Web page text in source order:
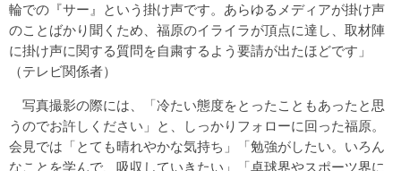
輪での『サー』という掛け声です。あらゆるメディアが掛け声
のことばかり聞くため、福原のイライラが頂点に達し、取材陣
に掛け声に関する質問を自粛するよう要請が出たほどです」
（テレビ関係者）
写真撮影の際には、「冷たい態度をとったこともあったと思
うのでお許しください」と、しっかりフォローに回った福原。
会見では「とても晴れやかな気持ち」「勉強がしたい。いろん
なことを学んで、吸収していきたい」「卓球界やスポーツ界に